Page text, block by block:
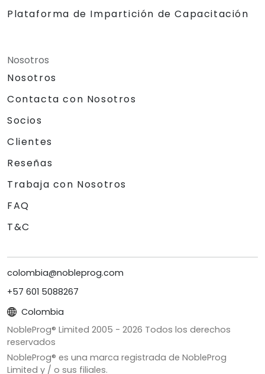
Plataforma de Impartición de Capacitación
Nosotros
Nosotros
Contacta con Nosotros
Socios
Clientes
Reseñas
Trabaja con Nosotros
FAQ
T&C
colombia@nobleprog.com
+57 601 5088267
Colombia
NobleProg® Limited 2005 - 2026 Todos los derechos
reservados
NobleProg® es una marca registrada de NobleProg
Limited y / o sus filiales.